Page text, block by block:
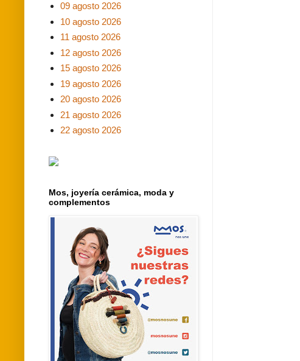
09 agosto 2026
10 agosto 2026
11 agosto 2026
12 agosto 2026
15 agosto 2026
19 agosto 2026
20 agosto 2026
21 agosto 2026
22 agosto 2026
Mos, joyería cerámica, moda y
complementos